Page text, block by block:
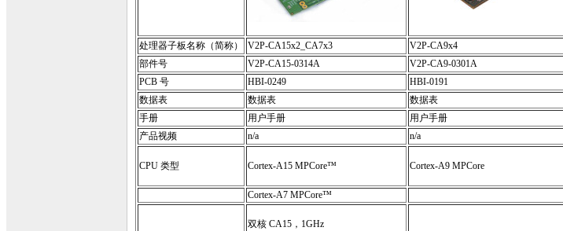
处理器子板名称（简称） V2P-CA15x2_CA7x3 V2P-CA9x4
部件号
V2P-CA15-0314A V2P-CA9-0301A
PCB 号
HBI-0249 HBI-0191
数据表
数据表 数据表
手册
用户手册 用户手册
产品视频
n/a n/a
CPU 类型 Cortex-A15 MPCore™ Cortex-A9 MPCore
Cortex-A7 MPCore™
双核 CA15，1GHz